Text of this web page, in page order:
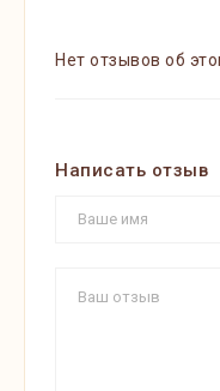
Нет отзывов об
Написать отзыв